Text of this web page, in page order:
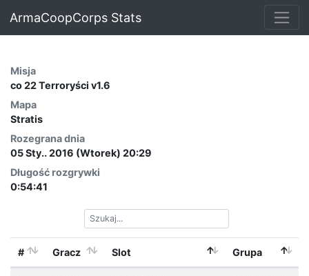
ArmaCoopCorps Stats
Misja
co 22 Terroryści v1.6
Mapa
Stratis
Rozegrana dnia
05 Sty.. 2016 (Wtorek) 20:29
Długość rozgrywki
0:54:41
# Gracz Slot Grupa